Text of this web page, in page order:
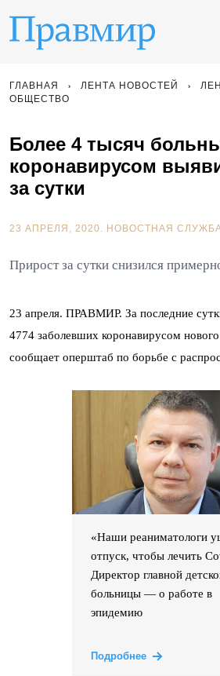
ГЛАВНАЯ ЛЕНТА НОВОСТЕЙ
ОБЩЕСТВО
Более 4 тысяч
коронавирусом
за сутки
23 АПРЕЛЯ, 2020. НОВОСТНАЯ
Прирост за сутки снизился
23 апреля. ПРАВМИР. За последние
4774 заболевших коронавирусом
сообщает оперштаб по борьбе с
«Наши реаниматологи
отпуск, чтобы лечить
Директор главной
больницы — о работе в
эпидемию
Подробнее